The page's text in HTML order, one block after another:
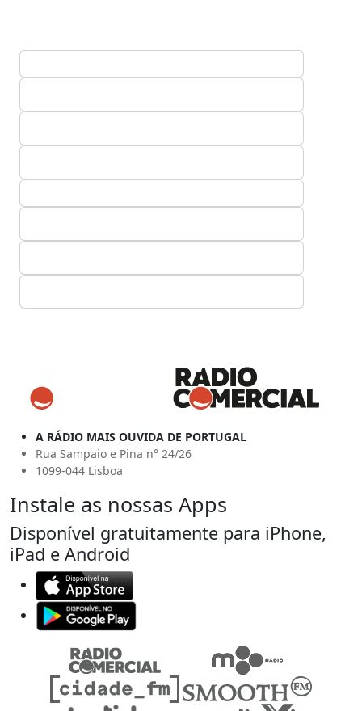
A RÁDIO MAIS OUVIDA DE PORTUGAL
Rua Sampaio e Pina n° 24/26
1099-044 Lisboa
Instale as nossas Apps
Disponível gratuitamente para iPhone,
iPad e Android